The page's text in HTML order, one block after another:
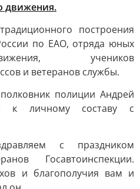
движения.
построения
по ЕАО, отряда юных
учеников
и ветеранов службы.
полиции Андрей
к личному составу с
с праздником
Госавтоинспекции.
и благополучия вам и